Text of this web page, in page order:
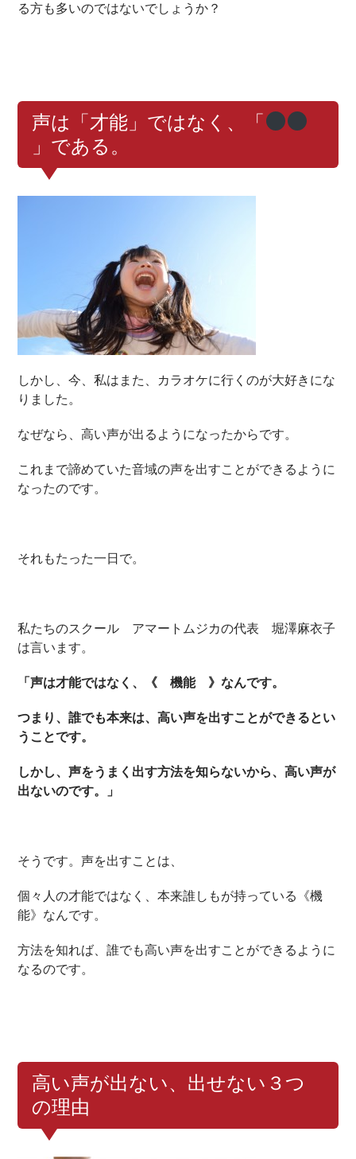
る方も多いのではないでしょうか？
声は「才能」ではなく、「
」である。
しかし、今、私はまた、カラオケに行くのが大好きにな
りました。
なぜなら、高い声が出るようになったからです。
これまで諦めていた音域の声を出すことができるように
なったのです。
それもたった一日で。
私たちのスクール アマートムジカの代表 堀澤麻衣子
は言います。
「声は才能ではなく、《 機能 》なんです。
つまり、誰でも本来は、高い声を出すことができるとい
うことです。
しかし、声をうまく出す方法を知らないから、高い声が
出ないのです。」
そうです。声を出すことは、
個々人の才能ではなく、本来誰しもが持っている《機
能》なんです。
方法を知れば、誰でも高い声を出すことができるように
なるのです。
高い声が出ない、出せない３つ
の理由